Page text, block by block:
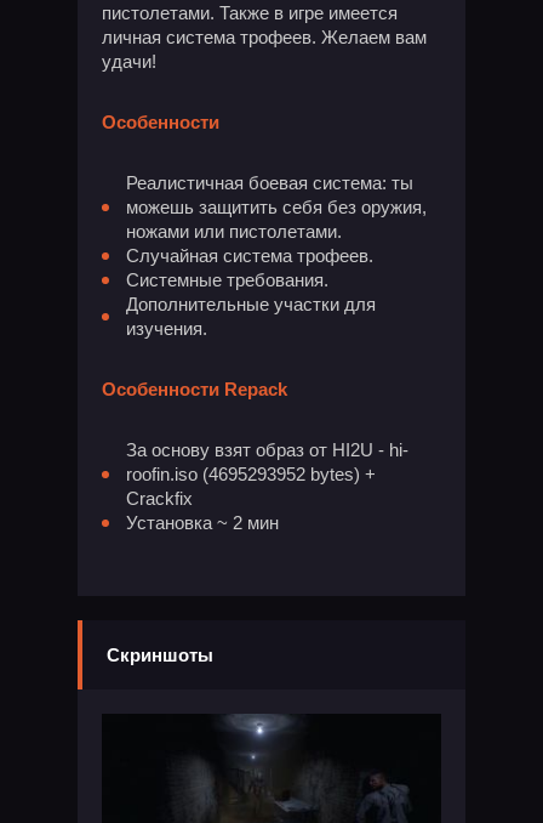
пистолетами. Также в игре имеется
личная система трофеев. Желаем вам
удачи!
Особенности
Реалистичная боевая система: ты
можешь защитить себя без оружия,
ножами или пистолетами.
Случайная система трофеев.
Системные требования.
Дополнительные участки для
изучения.
Особенности Repack
За основу взят образ от HI2U - hi-
roofin.iso (4695293952 bytes) +
Crackfix
Установка ~ 2 мин
Скриншоты